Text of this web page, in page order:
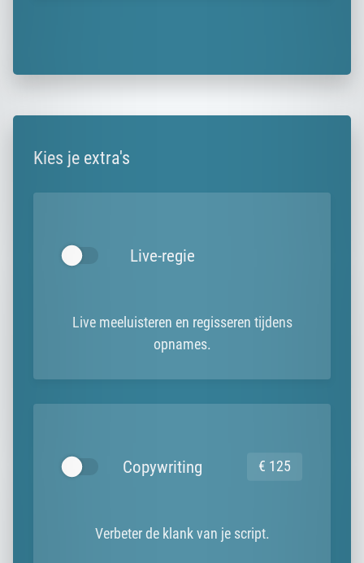
Kies je extra's
Live-regie
Live meeluisteren en regisseren tijdens
opnames.
€ 125
Copywriting
Verbeter de klank van je script.